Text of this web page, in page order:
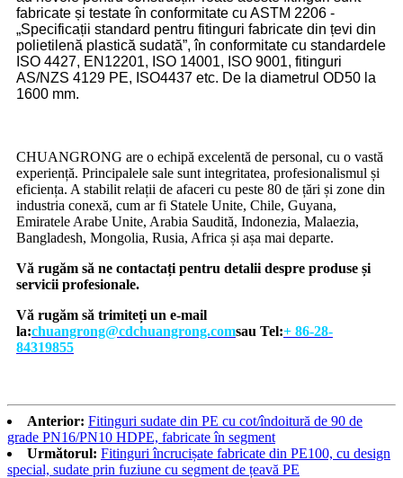
fabricate și testate în conformitate cu ASTM 2206 -
„Specificații standard pentru fitinguri fabricate din țevi din
polietilenă plastică sudată”, în conformitate cu standardele
ISO 4427, EN12201, ISO 14001, ISO 9001, fitinguri
AS/NZS 4129 PE, ISO4437 etc. De la diametrul OD50 la
1600 mm.
CHUANGRONG are o echipă excelentă de personal, cu o vastă
experiență. Principalele sale sunt integritatea, profesionalismul și
eficiența. A stabilit relații de afaceri cu peste 80 de țări și zone din
industria conexă, cum ar fi Statele Unite, Chile, Guyana,
Emiratele Arabe Unite, Arabia Saudită, Indonezia, Malaezia,
Bangladesh, Mongolia, Rusia, Africa și așa mai departe.
Vă rugăm să ne contactați pentru detalii despre produse și
servicii profesionale.
Vă rugăm să trimiteți un e-mail
la:chuangrong@cdchuangrong.comsau Tel:+ 86-28-
84319855
Anterior: Fitinguri sudate din PE cu cot/îndoitură de 90 de
grade PN16/PN10 HDPE, fabricate în segment
Următorul: Fitinguri încrucișate fabricate din PE100, cu design
special, sudate prin fuziune cu segment de țeavă PE